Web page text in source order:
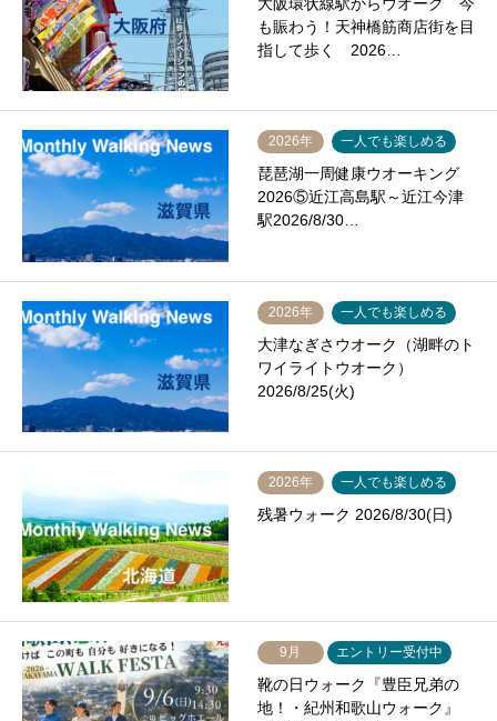
も賑わう！天神橋筋商店街を目
指して歩く 2026…
2026年 一人でも楽しめる
琵琶湖一周健康ウオーキング
2026⑤近江高島駅～近江今津
駅2026/8/30…
2026年 一人でも楽しめる
大津なぎさウオーク（湖畔のト
ワイライトウオーク）
2026/8/25(火)
2026年 一人でも楽しめる
残暑ウォーク 2026/8/30(日)
9月 エントリー受付中
靴の日ウォーク『豊臣兄弟の
地！・紀州和歌山ウォーク』